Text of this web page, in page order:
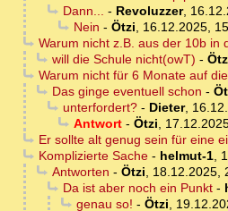
Dann... - Revoluzzer,
Nein - Ötzi, 16.12.2025,
Warum nicht z.B. aus der 10b in
will die Schule nicht(owT) -
Warum nicht für 6 Monate auf
Das ginge eventuell schon -
unterfordert?- Dieter,
Antwort- Ötzi,
Er sollte alt genug sein für eine
Komplizierte Sache- helmut-1,
Antworten - Ötzi, 18.12.2025,
Da ist aber noch ein Punkt-
genau so! - Ötzi,